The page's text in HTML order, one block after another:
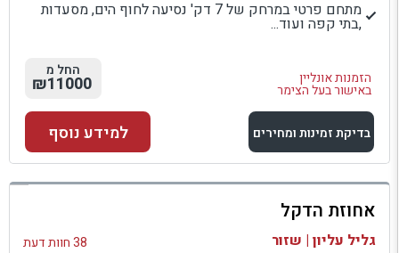
מתחם פרטי במרחק של 7 דק' נסיעה לחוף הים, מסעדות
,בתי קפה ועוד...
הזמנות אונליין
באישור בעל הצימר
החל מ
₪11000
בדיקת זמינות ומחירים
למתחם זה
בדיקת זמינות ומחירים
למידע נוסף
אחוזת הדקל
גליל עליון | שזור 38 חוות דעת